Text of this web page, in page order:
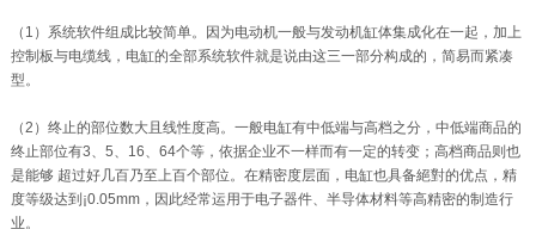
（1）系统软件组成比较简单。因为电动机一般与发动机缸体集成化在一起，加上
控制板与电缆线，电缸的全部系统软件就是说由这三一部分构成的，简易而紧凑
型。
（2）终止的部位数大且线性度高。一般电缸有中低端与高档之分，中低端商品的
终止部位有3、5、16、64个等，依据企业不一样而有一定的转变；高档商品则也
是能够 超过好几百乃至上百个部位。在精密度层面，电缸也具备絕對的优点，精
度等级达到¡0.05mm，因此经常运用于电子器件、半导体材料等高精密的制造行
业。